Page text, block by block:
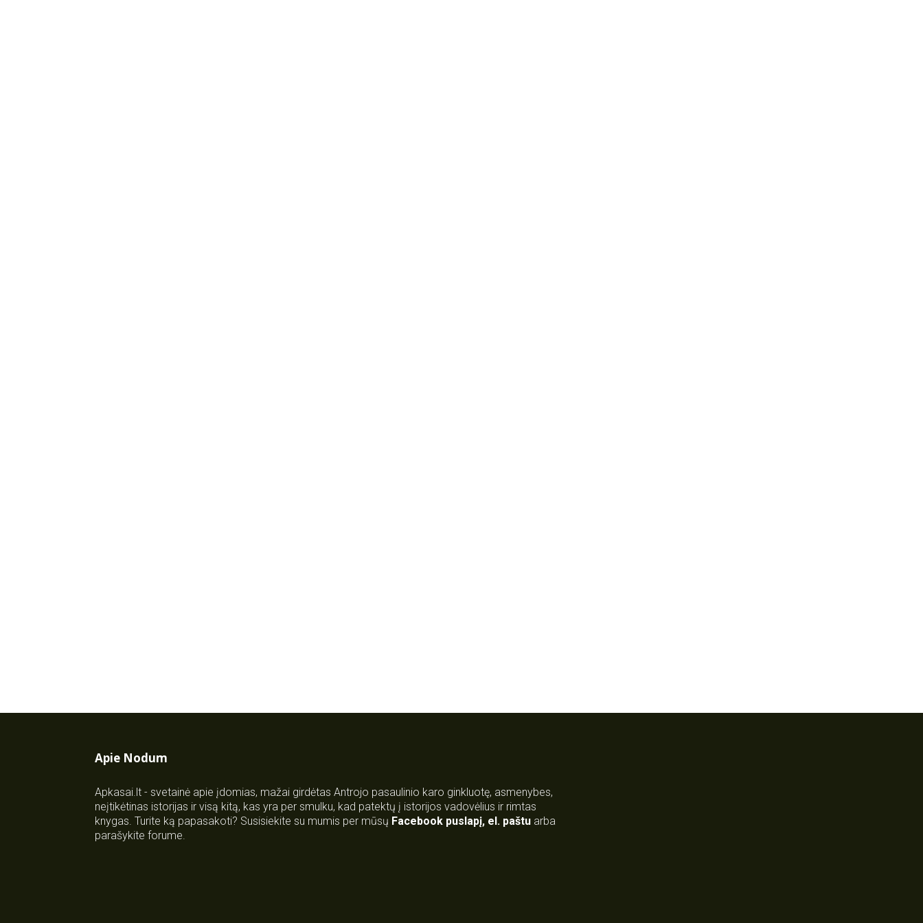
Apie Nodum
Apkasai.lt - svetainė apie įdomias, mažai girdėtas Antrojo pasaulinio karo ginkluotę, asmenybes,
neįtikėtinas istorijas ir visą kitą, kas yra per smulku, kad patektų į istorijos vadovėlius ir rimtas
knygas. Turite ką papasakoti? Susisiekite su mumis per mūsų Facebook puslapį, el. paštu arba
parašykite forume.